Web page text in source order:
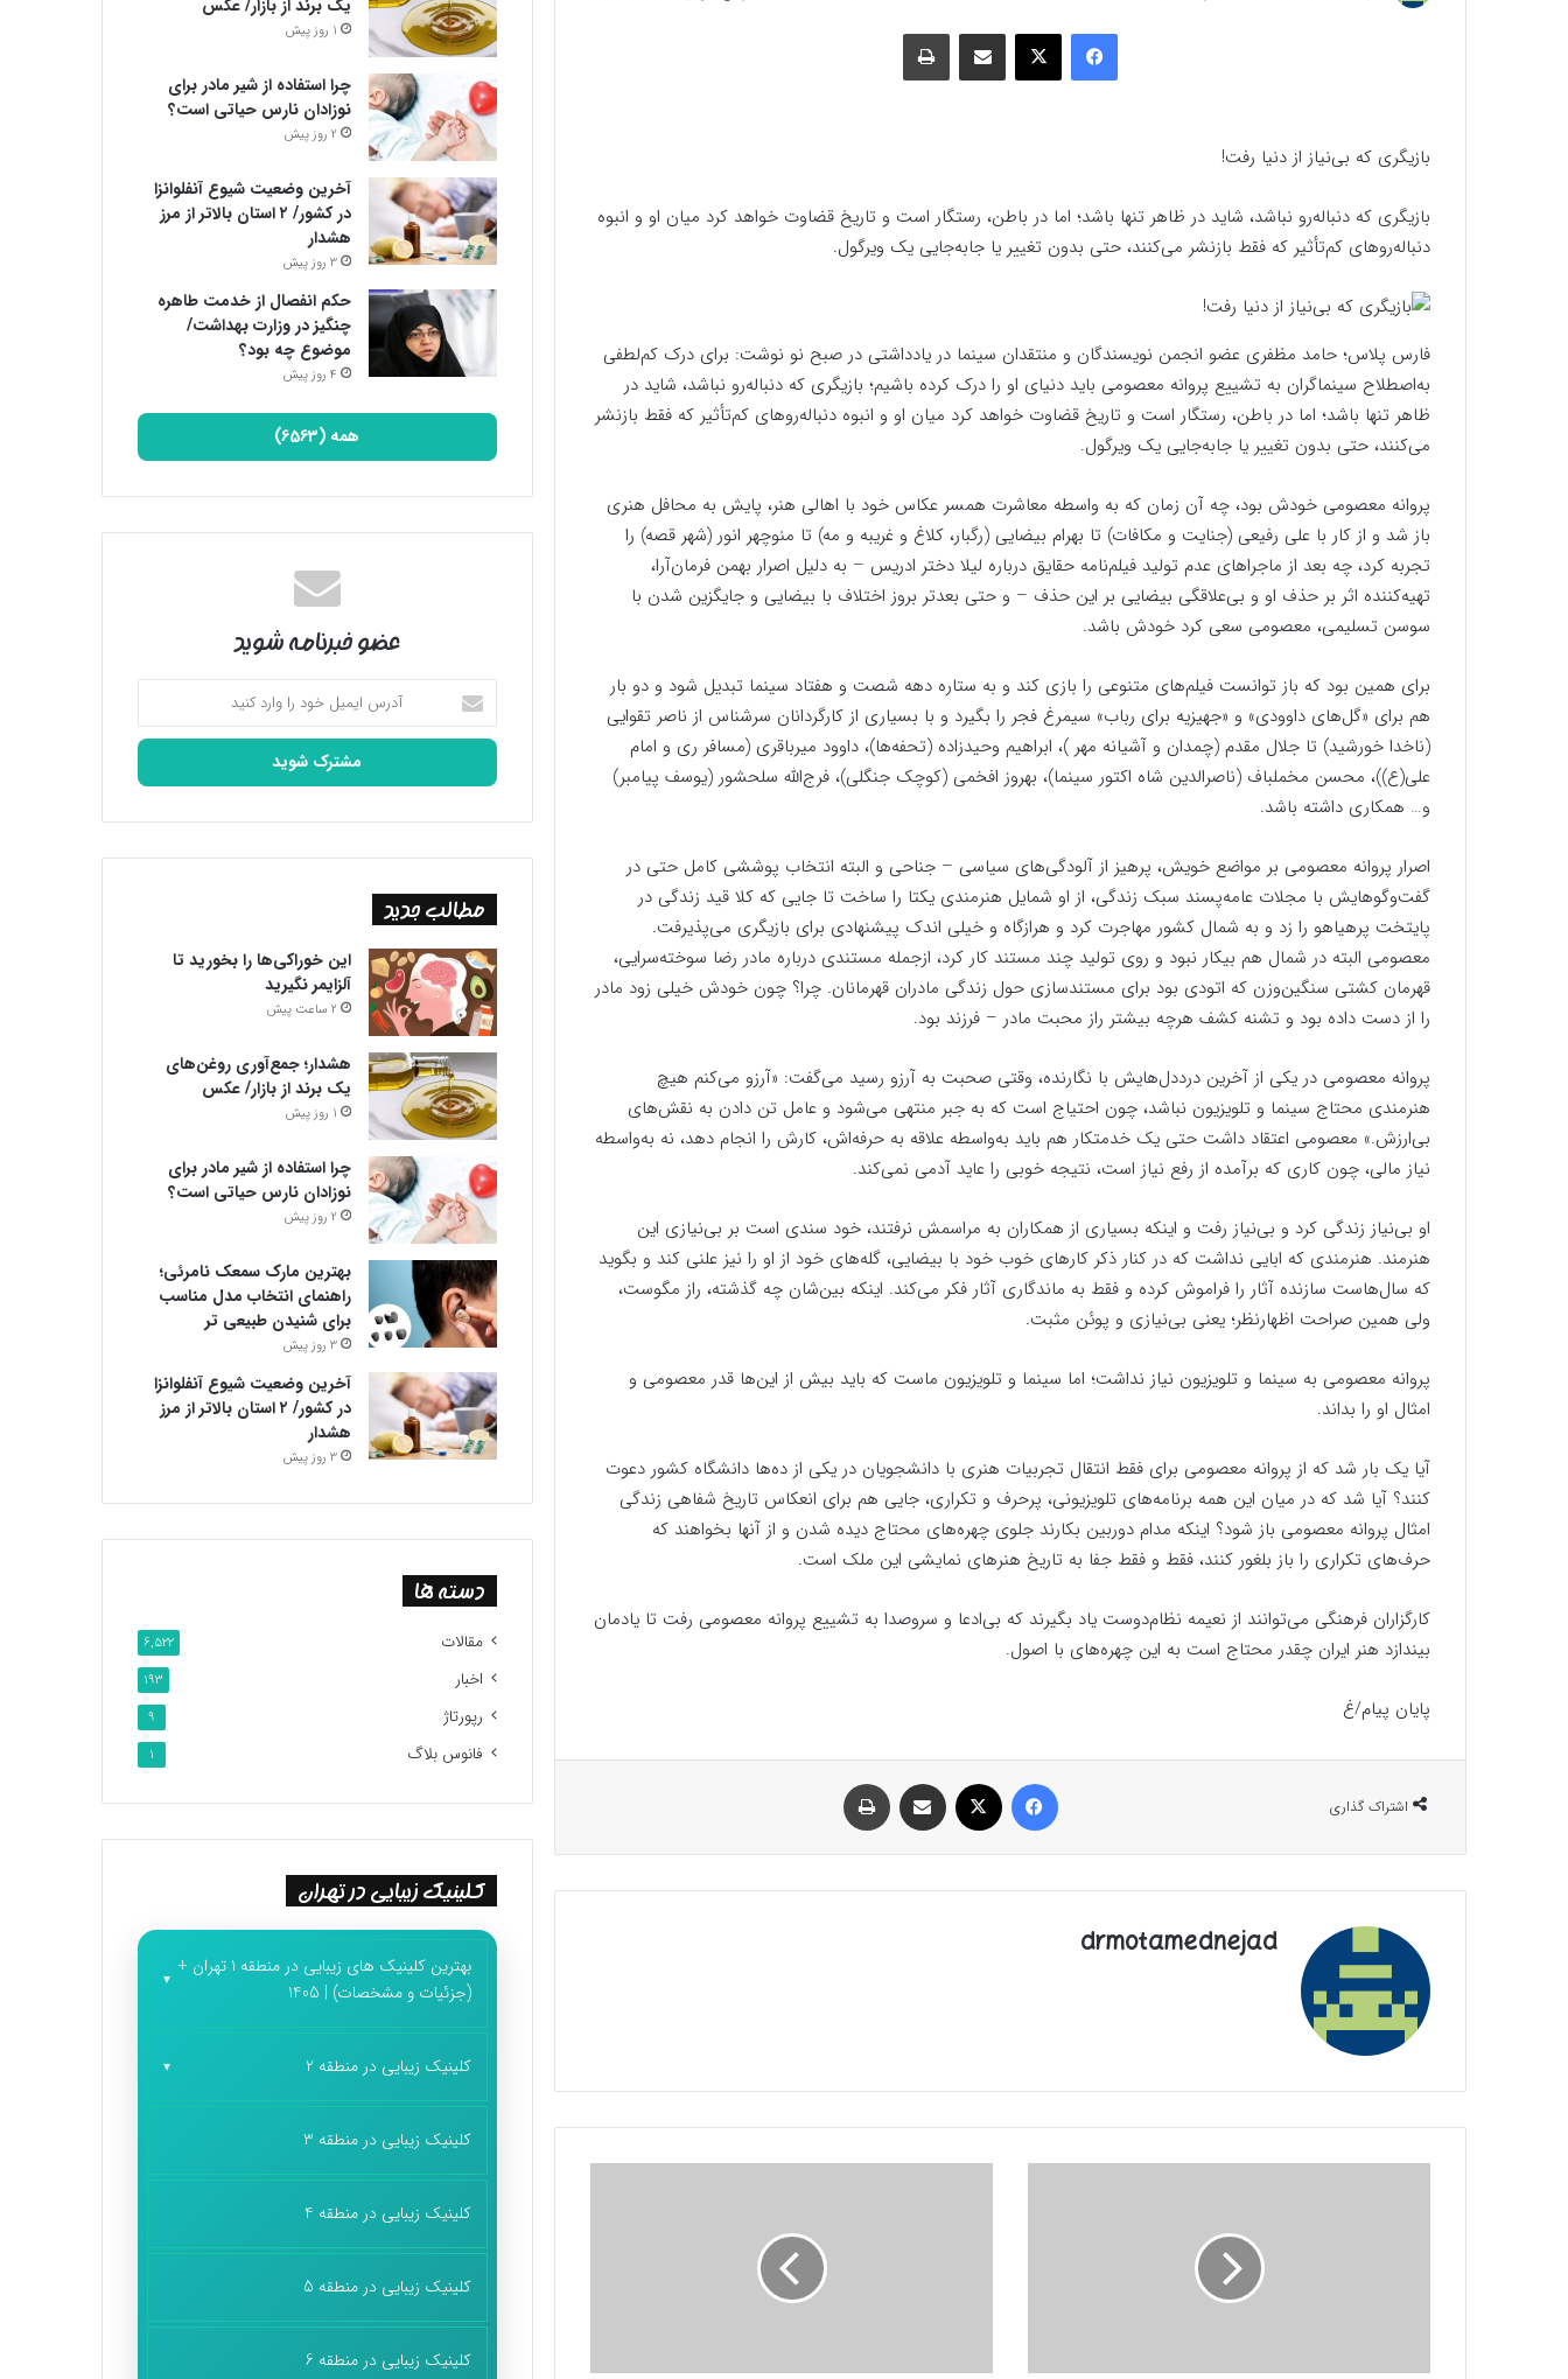
فیسبوک ایکس اشتراک گذاری با ایمیل چاپ
بازیگری که بی‌نیاز از دنیا رفت!
بازیگری که دنباله‌رو نباشد، شاید در ظاهر تنها باشد؛ اما در باطن، رستگار است و تاریخ قضاوت خواهد کرد میان او و انبوه
دنباله‌روهای کم‌تأثیر که فقط بازنشر می‌کنند، حتی بدون تغییر یا جابه‌جایی یک ویرگول.
فارس پلاس؛ حامد مظفری عضو انجمن نویسندگان و منتقدان سینما در یادداشتی در صبح نو نوشت: برای درک کم‌لطفی
به‌اصطلاح سینماگران به تشییع پروانه معصومی باید دنیای او را درک کرده باشیم؛ بازیگری که دنباله‌رو نباشد، شاید در
ظاهر تنها باشد؛ اما در باطن، رستگار است و تاریخ قضاوت خواهد کرد میان او و انبوه دنباله‌روهای کم‌تأثیر که فقط بازنشر
می‌کنند، حتی بدون تغییر یا جابه‌جایی یک ویرگول.
پروانه معصومی خودش بود، چه آن زمان که به واسطه معاشرت همسر عکاس خود با اهالی هنر، پایش به محافل هنری
باز شد و از کار با علی رفیعی (جنایت و مکافات) تا بهرام بیضایی (رگبار، کلاغ و غریبه و مه) تا منوچهر انور (شهر قصه) را
تجربه کرد، چه بعد از ماجراهای عدم تولید فیلم‌نامه حقایق درباره لیلا دختر ادریس – به دلیل اصرار بهمن فرمان‌آرا،
تهیه‌کننده اثر بر حذف او و بی‌علاقگی بیضایی بر این حذف – و حتی بعدتر بروز اختلاف با بیضایی و جایگزین شدن با
سوسن تسلیمی، معصومی سعی کرد خودش باشد‌.
برای همین بود که باز توانست فیلم‌های متنوعی را بازی کند و به ستاره دهه شصت و هفتاد سینما تبدیل شود و دو بار
هم برای «گل‌های داوودی» و «جهیزیه برای رباب» سیمرغ فجر را بگیرد و با بسیاری از کارگردانان سرشناس از ناصر تقوایی
(ناخدا خورشید) تا جلال مقدم (چمدان و آشیانه مهر )، ابراهیم وحیدزاده (تحفه‌ها)، داوود میرباقری (مسافر ری و امام
علی(ع))، محسن مخملباف (ناصرالدین شاه اکتور سینما)، بهروز افخمی (کوچک جنگلی)، فرج‌الله سلحشور (یوسف پیامبر)
و… همکاری داشته باشد.
اصرار پروانه معصومی بر مواضع خویش، پرهیز از آلودگی‌های سیاسی – جناحی و البته انتخاب پوششی کامل حتی در
گفت‌وگوهایش با مجلات عامه‌پسند سبک ‌زندگی، از او شمایل هنرمندی یکتا را ساخت تا جایی که کلا قید زندگی در
پایتخت پرهیاهو را زد و به شمال کشور مهاجرت کرد و هرازگاه و خیلی اندک پیشنهادی برای بازیگری می‌پذیرفت.
معصومی البته در شمال هم بیکار نبود و روی تولید چند مستند کار کرد، ازجمله مستندی درباره مادر رضا سوخته‌سرایی،
قهرمان کشتی سنگین‌وزن که اتودی بود برای مستندسازی حول زندگی مادران قهرمانان. چرا؟ چون خودش خیلی زود مادر
را از دست داده بود و تشنه کشف هرچه بیشتر راز محبت مادر – فرزند بود.
پروانه معصومی در یکی از آخرین درددل‌هایش با نگارنده، وقتی صحبت به آرزو رسید می‌گفت: «آرزو می‌کنم هیچ
هنرمندی محتاج سینما و تلویزیون نباشد، چون احتیاج است که به جبر منتهی می‌شود و عامل تن دادن به نقش‌های
بی‌ارزش.» معصومی اعتقاد داشت حتی یک خدمتکار هم باید به‌واسطه علاقه به حرفه‌اش، کارش را انجام دهد، نه به‌واسطه
نیاز مالی، چون کاری که برآمده از رفع نیاز است، نتیجه خوبی را عاید آدمی نمی‌کند.
او بی‌نیاز زندگی کرد و بی‌نیاز رفت و اینکه بسیاری از همکاران به مراسمش نرفتند، خود سندی است بر بی‌نیازی این
هنرمند. هنرمندی که ابایی نداشت که در کنار ذکر کارهای خوب خود با بیضایی، گله‌های خود از او را نیز علنی کند و بگوید
که سال‌هاست سازنده آثار را فراموش کرده و فقط به ماندگاری آثار فکر می‌کند. اینکه بین‌شان چه گذشته، راز مگوست،
ولی همین صراحت اظهارنظر؛ یعنی بی‌نیازی و پوئن مثبت.
پروانه معصومی به سینما و تلویزیون نیاز نداشت؛ اما سینما و تلویزیون ماست که باید بیش از این‌ها قدر معصومی و
امثال او را بداند.
آیا یک بار شد که از پروانه معصومی برای فقط انتقال تجربیات هنری با دانشجویان در یکی از ده‌ها دانشگاه کشور دعوت
کنند؟ آیا شد که در میان این همه برنامه‌های تلویزیونی، پرحرف و تکراری، جایی هم برای انعکاس تاریخ شفاهی زندگی
امثال پروانه معصومی باز شود؟ اینکه مدام دوربین بکارند جلوی چهره‌های محتاج دیده شدن و از آنها بخواهند که
حرف‌های تکراری را باز بلغور کنند، فقط و فقط جفا به تاریخ هنرهای نمایشی این ملک است.
کارگزاران فرهنگی می‌توانند از نعیمه نظام‌دوست یاد بگیرند که بی‌ادعا و سروصدا به تشییع پروانه معصومی رفت تا یادمان
بیندازد هنر ایران چقدر محتاج است به این چهره‌های با اصول.
پایان پیام/غ
اشتراک گذاری
فیسبوک ایکس اشتراک گذاری با ایمیل
drmotamednejad
یک برند از بازار/ عکس
1 روز پیش
چرا استفاده از شیر مادر برای
نوزادان نارس حیاتی است؟
2 روز پیش
آخرین وضعیت شیوع آنفلوانزا
در کشور/ ۲ استان بالاتر از مرز
هشدار
3 روز پیش
حکم انفصال از خدمت طاهره
چنگیز در وزارت بهداشت/
موضوع چه بود؟
4 روز پیش
همه (6563)
عضو خبرنامه شوید
آدرس
ایمیل
خود
وارد
مطالب جدید
این خوراکی‌ها را بخورید تا
آلزایمر نگیرید
2 ساعت پیش
هشدار؛ جمع‌آوری روغن‌های
یک برند از بازار/ عکس
1 روز پیش
چرا استفاده از شیر مادر برای
نوزادان نارس حیاتی است؟
2 روز پیش
بهترین مارک سمعک نامرئی؛
راهنمای انتخاب مدل مناسب
برای شنیدن طبیعی تر
3 روز پیش
آخرین وضعیت شیوع آنفلوانزا
در کشور/ ۲ استان بالاتر از مرز
هشدار
3 روز پیش
دسته ها
مقالات 6,522
اخبار 193
رپورتاژ 9
فانوس بلاگ 1
کلینیک زیبایی در تهران
بهترین کلینیک های زیبایی در منطقه 1 تهران +
(جزئیات و مشخصات) | 1405
کلینیک زیبایی در منطقه 2
کلینیک زیبایی در منطقه 3
کلینیک زیبایی در منطقه 4
کلینیک زیبایی در منطقه 5
کلینیک زیبایی در منطقه 6